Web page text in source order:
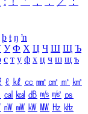
þ ŧ ŋ ŉ
У Ф Х Ц Ч Ш Щ Ъ
с т у ф х ц ч ш щ ъ
ℓ ㎘ ㏄ ㎣ ㎤ ㎥ ㎦
㎈ ㎉ ㏈ ㎧ ㎨ ㎰
㎻ ㎽ ㎾ ㎿ ㎐ ㎑